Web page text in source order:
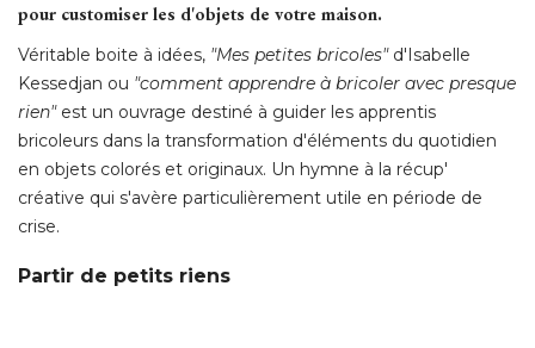
pour customiser les d'objets de votre maison.
Véritable boite à idées, "Mes petites bricoles"d'Isabelle
Kessedjan ou "comment apprendre à bricoler avec presque
rien"est un ouvrage destiné à guider les apprentis
bricoleurs dans la transformation d'éléments du quotidien
en objets colorés et originaux. Un hymne à la récup'
créative qui s'avère particulièrement utile en période de
crise.
Partir de petits riens